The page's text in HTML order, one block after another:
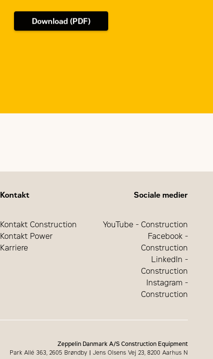
Download (PDF)
Kontakt
Kontakt Construction
Kontakt Power
Karriere
Sociale medier
YouTube - Construction
Facebook -
Construction
LinkedIn -
Construction
Instagram -
Construction
Zeppelin Danmark A/S Construction Equipment
Park Allé 363, 2605 Brøndby
Jens Olsens Vej 23, 8200 Aarhus N